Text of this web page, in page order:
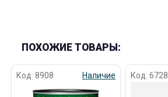
ПОХОЖИЕ ТОВАРЫ:
Код: 8908 Наличие Код: 6728